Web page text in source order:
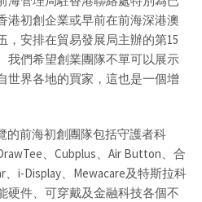
港初創企業或早前在前海深港澳
，安排在貿易發展局主辦的第15
我們希望創業團隊不單可以展示
世界各地的買家，這也是一個增
的前海初創團隊包括守護者科
、Cubplus、Air Button、合
i-Display、Mewacare及特斯拉科
硬件、可穿戴及金融科技各個不